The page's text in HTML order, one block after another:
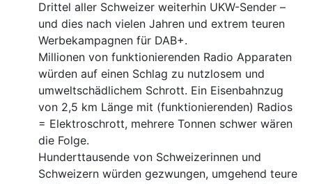
Drittel aller Schweizer weiterhin UKW-Sender –
und dies nach vielen Jahren und extrem teuren
Werbekampagnen für DAB+.
Millionen von funktionierenden Radio Apparaten
würden auf einen Schlag zu nutzlosem und
umweltschädlichem Schrott. Ein Eisenbahnzug
von 2,5 km Länge mit (funktionierenden) Radios
= Elektroschrott, mehrere Tonnen schwer wären
die Folge.
Hunderttausende von Schweizerinnen und
Schweizern würden gezwungen, umgehend teure